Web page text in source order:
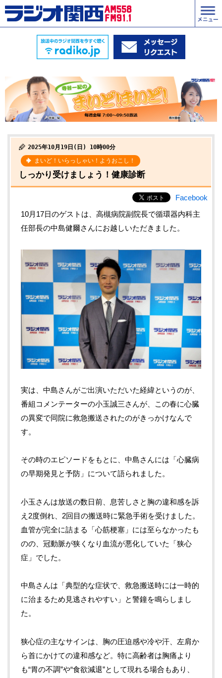
2025年10月19日(日) 10時00分
まいど！いらっしゃい！ようおこし！
しっかり受けましょう！健康診断
Facebook
10月17日のゲストは、高槻病院副院長で循環器内科主
任部長の中島健爾さんにお越しいただきました。
実は、中島さんがご出演いただいた経緯というのが、
番組コメンテーターの小玉誠三さんが、この春に心臓
の異変で同院に救急搬送されたのがきっかけなんで
す。
その時のエピソードをもとに、中島さんには「心臓病
の早期発見と予防」について語られました。
小玉さんは放送の数日前、息苦しさと胸の違和感を訴
え2度倒れ、2回目の搬送時に緊急手術を受けました。
血管が完全に詰まる「心筋梗塞」には至らなかったも
のの、冠動脈が狭くなり血流が悪化していた「狭心
症」でした。
中島さんは「典型的な症状で、救急搬送時には一時的
に治まるため見逃されやすい」と警鐘を鳴らしまし
た。
狭心症の主なサインは、胸の圧迫感や冷や汗、左肩か
ら首にかけての違和感など。特に高齢者は胸痛より
も“胃の不調”や“食欲減退”として現れる場合もあり、